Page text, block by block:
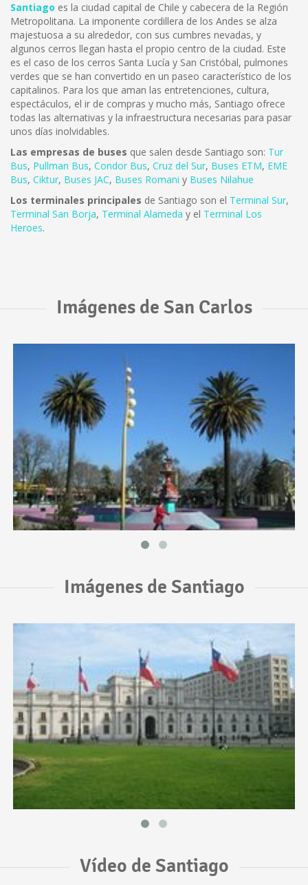
Santiago es la ciudad capital de Chile y cabecera de la Región
Metropolitana. La imponente cordillera de los Andes se alza
majestuosa a su alrededor, con sus cumbres nevadas, y
algunos cerros llegan hasta el propio centro de la ciudad. Este
es el caso de los cerros Santa Lucía y San Cristóbal, pulmones
verdes que se han convertido en un paseo característico de los
capitalinos. Para los que aman las entretenciones, cultura,
espectáculos, el ir de compras y mucho más, Santiago ofrece
todas las alternativas y la infraestructura necesarias para pasar
unos días inolvidables.
Las empresas de buses que salen desde Santiago son: Tur
Bus, Pullman Bus, Condor Bus, Cruz del Sur, Buses ETM, EME
Bus, Ciktur, Buses JAC, Buses Romani y Buses Nilahue
Los terminales principales de Santiago son el Terminal Sur,
Terminal San Borja, Terminal Alameda y el Terminal Los
Heroes.
Imágenes de San Carlos
Imágenes de Santiago
Vídeo de Santiago